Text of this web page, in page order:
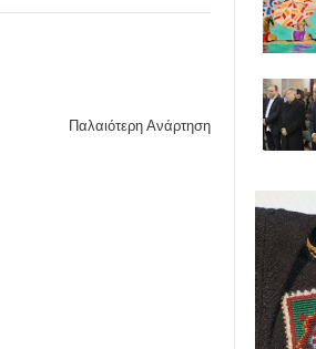
Παλαιότερη Ανάρτηση